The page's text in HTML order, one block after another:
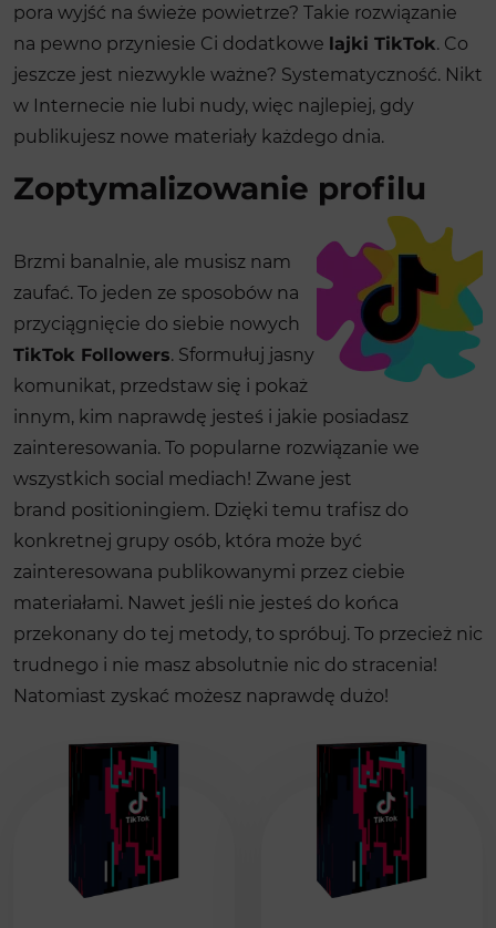
pora wyjść na świeże powietrze? Takie rozwiązanie
na pewno przyniesie Ci dodatkowe lajki TikTok. Co
jeszcze jest niezwykle ważne? Systematyczność. Nikt
w Internecie nie lubi nudy, więc najlepiej, gdy
publikujesz nowe materiały każdego dnia.
Zoptymalizowanie profilu
Brzmi banalnie, ale musisz nam
zaufać. To jeden ze sposobów na
przyciągnięcie do siebie nowych
TikTok Followers. Sformułuj jasny
komunikat, przedstaw się i pokaż
innym, kim naprawdę jesteś i jakie posiadasz
zainteresowania. To popularne rozwiązanie we
wszystkich social mediach! Zwane jest
brand positioningiem. Dzięki temu trafisz do
konkretnej grupy osób, która może być
zainteresowana publikowanymi przez ciebie
materiałami. Nawet jeśli nie jesteś do końca
przekonany do tej metody, to spróbuj. To przecież nic
trudnego i nie masz absolutnie nic do stracenia!
Natomiast zyskać możesz naprawdę dużo!